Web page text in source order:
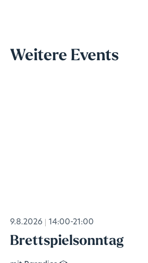
Weitere Events
9.8.2026 14:00-21:00
Brettspielsonntag